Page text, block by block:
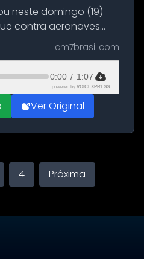
neste domingo (19)
contra aeronaves
estacionadas no
Jordânia, durante a
2. A...
cm7brasil.com
0:00 / 1:07
powered by VOICEXPRESS
Ver Original
4 Próxima